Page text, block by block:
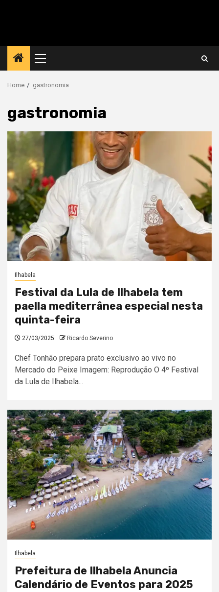
Primary
Menu
Home gastronomia
gastronomia
Ilhabela
Festival da Lula de Ilhabela tem
paella mediterrânea especial nesta
quinta-feira
27/03/2025 Ricardo Severino
Chef Tonhão prepara prato exclusivo ao vivo no
Mercado do Peixe Imagem: Reprodução O 4º Festival
da Lula de Ilhabela...
Ilhabela
Prefeitura de Ilhabela Anuncia
Calendário de Eventos para 2025